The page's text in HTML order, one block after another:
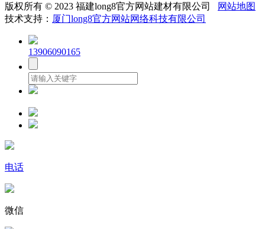
版权所有 © 2023 福建long8官方网站建材有限公司
网站地图
技术支持： 厦门long8官方网站网络科技有限公司
13906090165
电话
微信